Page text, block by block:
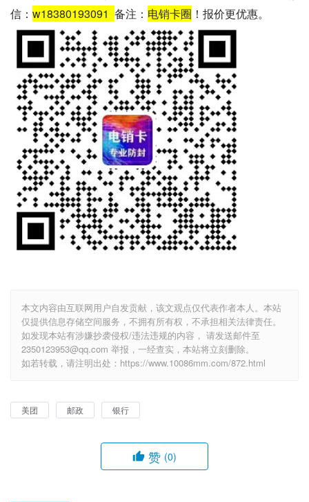
信： w18380193091 备注： 电销卡圈 ！报价更优惠。
本文内容由互联网用户自发贡献，该文观点仅代表作者本人。本站
仅提供信息存储空间服务，不拥有所有权，不承担相关法律责任。
如发现本站有涉嫌抄袭侵权/违法违规的内容， 请发送邮件至
2350123953@qq.com 举报，一经查实，本站将立刻删除。
如若转载，请注明出处：https://www.10086mm.com/872.html
美团 邮政 银行
赞 (0)